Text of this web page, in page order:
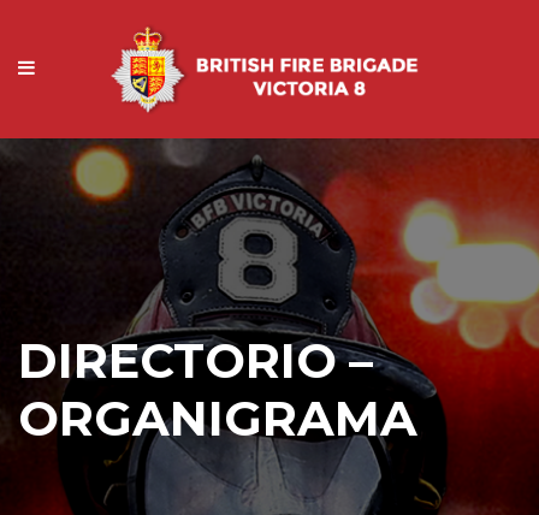
DIRECTORIO –
ORGANIGRAMA